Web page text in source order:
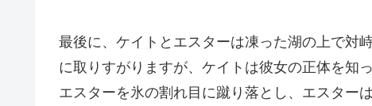
最後に、ケイトとエスターは凍った湖の上で対
に取りすがりますが、ケイトは彼女の正体を知
エスターを氷の割れ目に蹴り落とし、エスター